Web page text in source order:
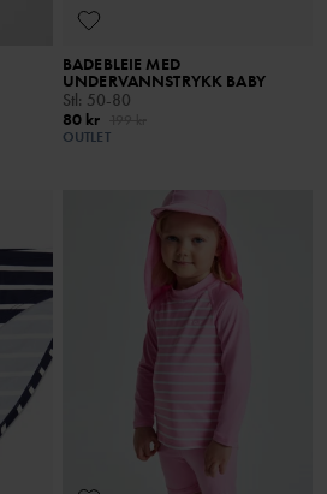
BADEBLEIE MED
UNDERVANNSTRYKK BABY
Stl: 50-80
80 kr
OUTLET